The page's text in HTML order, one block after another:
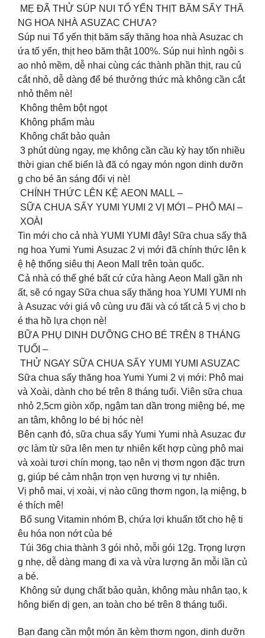
MẸ ĐÃ THỬ SÚP NUI TỔ YẾN THỊT BĂM SẤY THĂ
NG HOA NHÀ ASUZAC CHƯA?
Súp nui Tổ yến thịt băm sấy thăng hoa nhà Asuzac ch
ứa tổ yến, thịt heo băm thật 100%. Súp nui hình ngôi s
ao nhỏ mềm, dễ nhai cùng các thành phần thịt, rau củ
cắt nhỏ, dễ dàng để bé thưởng thức mà không cần cắt
nhỏ thêm nè!
Không thêm bột ngọt
Không phẩm màu
Không chất bảo quản
️ 3 phút dùng ngay, mẹ không cần cầu kỳ hay tốn nhiều
thời gian chế biến là đã có ngay món ngon dinh dưỡn
g cho bé ăn sáng đổi vị nè!
️️ CHÍNH THỨC LÊN KỆ AEON MALL –
SỮA CHUA SẤY YUMI YUMI 2 VỊ MỚI – PHÔ MAI –
XOÀI
Tin mới cho cả nhà YUMI YUMI đây! Sữa chua sấy thă
ng hoa Yumi Yumi Asuzac 2 vị mới đã chính thức lên k
ệ hệ thống siêu thị Aeon Mall trên toàn quốc.
Cả nhà có thể ghé bất cứ cửa hàng Aeon Mall gần nh
ất, sẽ có ngay Sữa chua sấy thăng hoa YUMI YUMI nh
à Asuzac với giá vô cùng ưu đãi và có tất cả 5 vị cho b
é tha hồ lựa chọn nè!
BỮA PHỤ DINH DƯỠNG CHO BÉ TRÊN 8 THÁNG
TUỔI –
THỬ NGAY SỮA CHUA SẤY YUMI YUMI ASUZAC
Sữa chua sấy thăng hoa Yumi Yumi 2 vị mới: Phô mai
và Xoài, dành cho bé trên 8 tháng tuổi. Viên sữa chua
nhỏ 2,5cm giòn xốp, ngậm tan dần trong miệng bé, mẹ
an tâm, không lo bé bị hóc nè!
Bên cạnh đó, sữa chua sấy Yumi Yumi nhà Asuzac đư
ợc làm từ sữa lên men tự nhiên kết hợp cùng phô mai
và xoài tươi chín mọng, tạo nên vị thơm ngon đặc trưn
g, giúp bé cảm nhận trọn vẹn hương vị tự nhiên.
Vị phô mai, vị xoài, vị nào cũng thơm ngon, lạ miệng, b
é thích mê!
Bổ sung Vitamin nhóm B, chứa lợi khuẩn tốt cho hệ ti
êu hóa non nớt của bé
Túi 36g chia thành 3 gói nhỏ, mỗi gói 12g. Trọng lượn
g nhẹ, dễ dàng mang đi xa và vừa lượng ăn mỗi lần củ
a bé.
Không sử dụng chất bảo quản, không màu nhân tạo, k
hông biến dị gen, an toàn cho bé trên 8 tháng tuổi.
Bạn đang cần một món ăn kèm thơm ngon, dinh dưỡn